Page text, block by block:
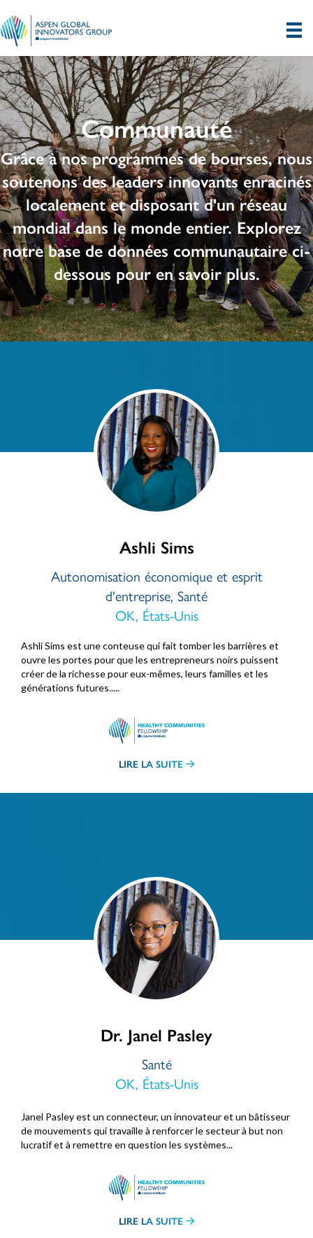
Communauté
Grâce à nos programmes de bourses, nous
soutenons des leaders innovants enracinés
localement et disposant d'un réseau
mondial dans le monde entier. Explorez
notre base de données communautaire ci-
dessous pour en savoir plus.
Ashli Sims
Autonomisation économique et esprit
d'entreprise, Santé
OK, États-Unis
Ashli Sims est une conteuse qui fait tomber les barrières et
ouvre les portes pour que les entrepreneurs noirs puissent
créer de la richesse pour eux-mêmes, leurs familles et les
générations futures.....
LIRE LA SUITE
Dr. Janel Pasley
Santé
OK, États-Unis
Janel Pasley est un connecteur, un innovateur et un bâtisseur
de mouvements qui travaille à renforcer le secteur à but non
lucratif et à remettre en question les systèmes...
LIRE LA SUITE